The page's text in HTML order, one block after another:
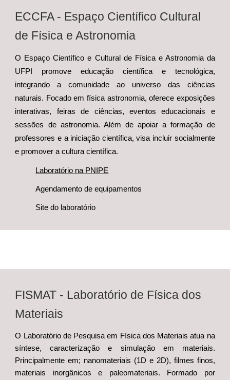
ECCFA - Espaço Científico Cultural
de Física e Astronomia
O Espaço Científico e Cultural de Física e Astronomia da
UFPI promove educação científica e tecnológica,
integrando a comunidade ao universo das ciências
naturais. Focado em física astronomia, oferece exposições
interativas, feiras de ciências, eventos educacionais e
sessões de astronomia. Além de apoiar a formação de
professores e a iniciação científica, visa incluir socialmente
e promover a cultura científica.
Laboratório na PNIPE
Agendamento de equipamentos
Site do laboratório
FISMAT - Laboratório de Física dos
Materiais
O Laboratório de Pesquisa em Física dos Materiais atua na
síntese, caracterização e simulação em materiais.
Principalmente em; nanomateriais (1D e 2D), filmes finos,
materiais inorgânicos e paleomateriais. Formado por